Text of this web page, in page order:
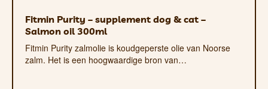
– SCHILFERIGE HUID
– VERMAGERING
– JEUK EN ECZEEM
Fitmin Purity – supplement dog & cat –
Salmon oil 300ml
Fitmin Purity zalmolie is koudgeperste olie van Noorse
zalm. Het is een hoogwaardige bron van…